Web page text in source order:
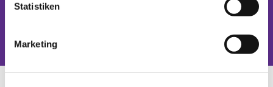
Statistiken
Marketing
Dies könnte Sie auch interessieren